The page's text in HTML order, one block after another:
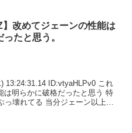
】改めてジェーンの性能は
ったと思う。
13:24:31.14 ID:vtyaHLPv0 これ
は明らかに破格だったと思う 特
っ壊れてる 当分ジェーン以上の